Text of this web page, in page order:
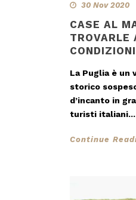
30 Nov 2020
CASE AL
TROVARLE
CONDIZIONI
La Puglia è un
storico
d’incanto in
turisti italiani...
Continue